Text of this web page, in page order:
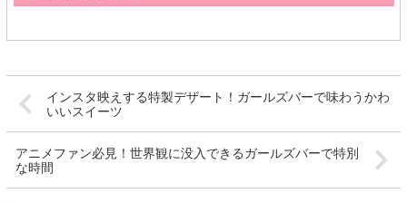
インスタ映えする特製デザート！ガールズバーで味わうかわ
いいスイーツ
アニメファン必見！世界観に没入できるガールズバーで特別
な時間